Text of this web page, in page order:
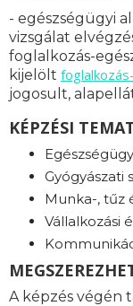
- egészségügyi
vizsgálat
foglalkozás-
kijelölt foglalkozás-
jogosult,
KÉPZÉSI
Gyógyászati
Munka-, tűz
Vállalkozási
A képzés végén